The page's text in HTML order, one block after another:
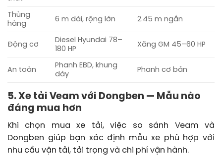
Thùng
hàng
6 m dài, rộng lớn 2.45 m ngắn
Động cơ
Diesel Hyundai 78–
180 HP
Xăng GM 45–60 HP
An toàn
Phanh EBD, khung
dày
Phanh cơ bản
5. Xe tải Veam với Dongben — Mẫu nào
đáng mua hơn
Khi chọn mua xe tải, việc so sánh Veam và
Dongben giúp bạn xác định mẫu xe phù hợp với
nhu cầu vận tải, tải trọng và chi phí vận hành.